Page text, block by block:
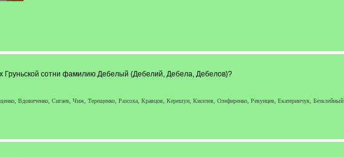
Груньской сотни фамилию Дебелый (Дебелий, Дебела, Дебелов)?
Вдовиченко, Сигаев, Чиж, Терещенко, Разсоха, Кравцов, Керешун, Киселев, Олефиренко, Ревунцев, Екатеринчук, Безклейный